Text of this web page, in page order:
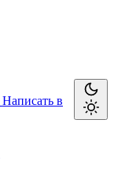
Написать в